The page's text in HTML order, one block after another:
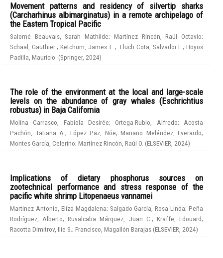
Movement patterns and residency of silvertip sharks
(Carcharhinus albimarginatus) in a remote archipelago of
the Eastern Tropical Pacific
Salomé Beauvais, Sarah Mathilde; Martínez Rincón, Raúl Octavio;
Schaal, Gauthier;Ketchum, James T.; Lluch Cota, Salvador E.;Hoyos
Padilla, Mauricio (Springer, 2024)
The role of the environment at the local and large-scale
levels on the abundance of gray whales (Eschrichtius
robustus) in Baja California
Molina Carrasco, Fabiola Desirée;Ortega-Rubio, Alfredo; Acosta
Pachón, Tatiana A. ; López Paz, Nóe; Mariano Meléndez, Everardo;
Montes García, Celerino; Martínez Rincón, Raúl O. (ELSEVIER 2024)
Implications of dietary phosphorus sources on
zootechnical performance and stress response of the
pacific white shrimp Litopenaeus vannamei
Martinez Antonio, Eliza Magdalena; Salgado García, Rosa Linda; Peña
Rodríguez, Alberto;Ruvalcaba Márquez, Juan C. ; Kraffe, Edouard;
Racotta Dimitrov, Ilie S. ; Francisco, Magallón Barajas (ELSEVIER 2024)